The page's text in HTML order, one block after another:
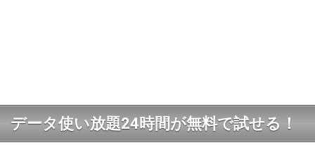
データ使い放題24時間が無料で試せる！